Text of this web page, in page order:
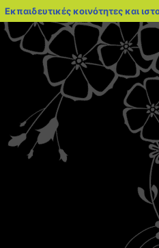
Εκπαιδευτικές κοινότητες και